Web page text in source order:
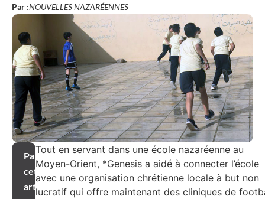
Par :NOUVELLES NAZARÉENNES
Partager
cet
article
Tout en servant dans une école nazaréenne au
Moyen-Orient, *Genesis a aidé à connecter l’école
avec une organisation chrétienne locale à but non
lucratif qui offre maintenant des cliniques de